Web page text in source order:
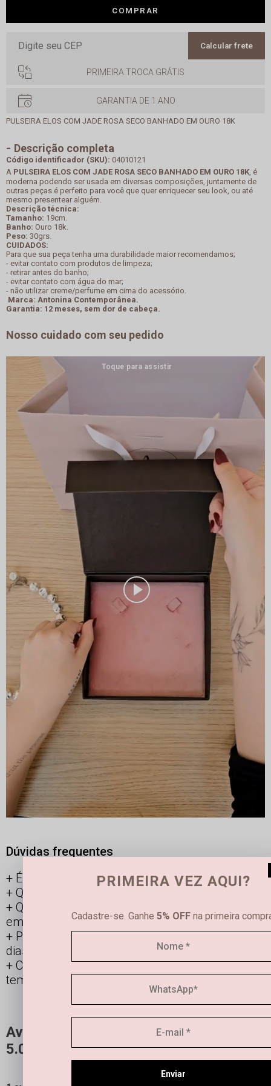
COMPRAR
Calcular frete
PRIMEIRA TROCA GRÁTIS
GARANTIA DE 1 ANO
PULSEIRA ELOS COM JADE ROSA SECO BANHADO EM OURO 18K
Descrição completa
Código identificador (SKU): 04010121
A PULSEIRA ELOS COM JADE ROSA SECO BANHADO EM OURO 18K, é
moderna podendo ser usada em diversas composições, juntamente de
outras peças é perfeito para você que quer enriquecer seu look, ou até
mesmo presentear alguém.
Descrição técnica:
Tamanho: 19cm.
Banho: Ouro 18k.
Peso: 30grs.
CUIDADOS:
Para que sua peça tenha uma durabilidade maior recomendamos;
- evitar contato com produtos de limpeza;
- retirar antes do banho;
- evitar contato com água do mar;
- não utilizar creme/perfume em cima do acessório.
Marca: Antonina Contemporânea.
Garantia: 12 meses, sem dor de cabeça.
Nosso cuidado com seu pedido
Dúvidas frequentes
É possível limpar joias femininas em casa?
Qual é a diferença entre semijoias e bijuterias?
Qual a durabilidade de uma semi joia banhada
em ouro e prata?
Posso usar os acessórios banhados todos os
dias?
Como manter minha joia linda por mais
tempo?
Avaliações
5.0
PRIMEIRA VEZ AQUI?
Cadastre-se. Ganhe 5% OFF na primeira
Enviar